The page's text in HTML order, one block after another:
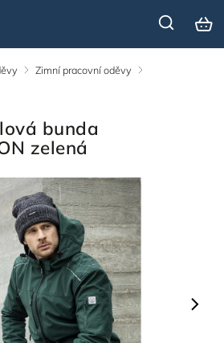
/ Zimní pracovní oděvy /
bunda
zelená